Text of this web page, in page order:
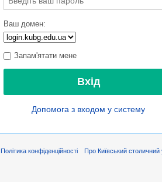
Ваш домен:
Запам'ятати мене
Допомога з входом у систему
Політика конфіденційності Про Київський столичний